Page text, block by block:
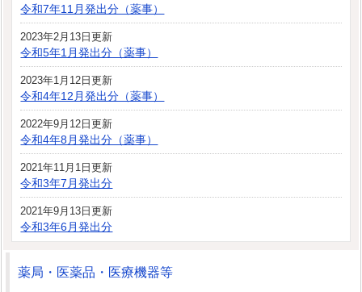
令和7年11月発出分（薬事）
2023年2月13日更新
令和5年1月発出分（薬事）
2023年1月12日更新
令和4年12月発出分（薬事）
2022年9月12日更新
令和4年8月発出分（薬事）
2021年11月1日更新
令和3年7月発出分
2021年9月13日更新
令和3年6月発出分
薬局・医薬品・医療機器等